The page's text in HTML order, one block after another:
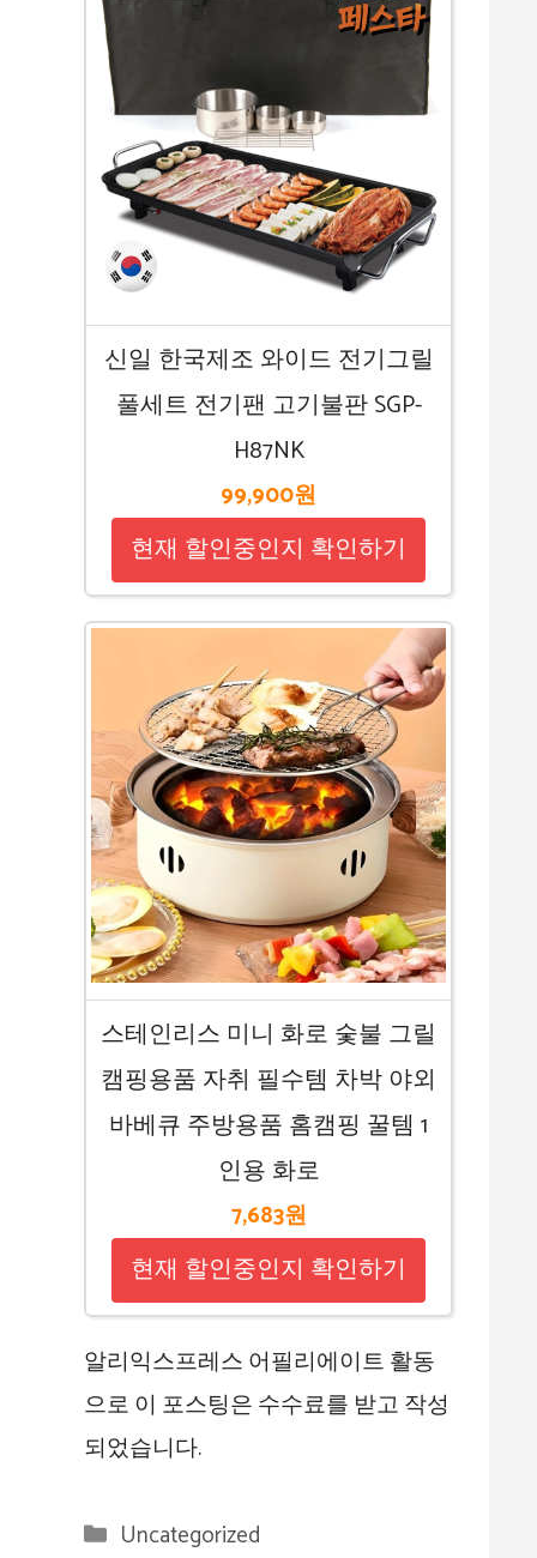
신일 한국제조 와이드 전기그릴
풀세트 전기팬 고기불판 SGP-
H87NK
99,900원
현재 할인중인지 확인하기
스테인리스 미니 화로 숯불 그릴
캠핑용품 자취 필수템 차박 야외
바베큐 주방용품 홈캠핑 꿀템 1
인용 화로
7,683원
현재 할인중인지 확인하기
알리익스프레스 어필리에이트 활동
으로 이 포스팅은 수수료를 받고 작성
되었습니다.
카
Uncategorized